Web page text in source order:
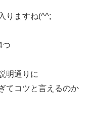
りますね(^^;
つ
明通りに
てコツと言えるのか